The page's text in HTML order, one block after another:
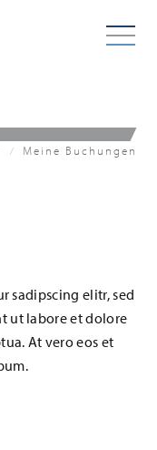
Meine Buchungen
sadipscing elitr, sed
ut labore et dolore
At vero eos et